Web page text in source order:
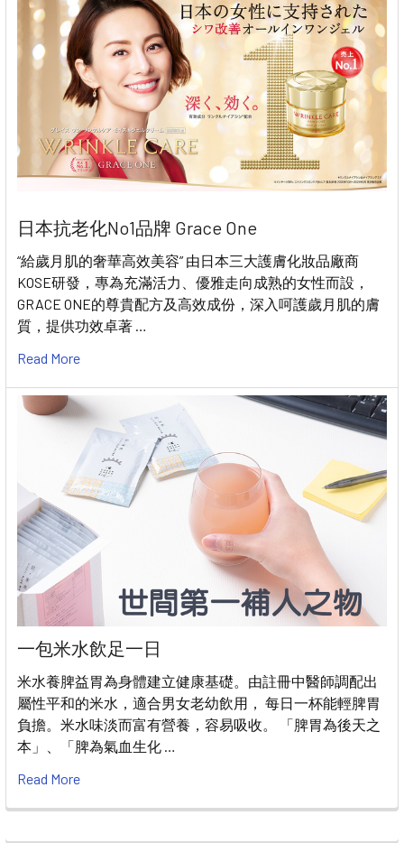
日本抗老化No1品牌 Grace One
“給歲月肌的奢華高效美容” 由日本三大護膚化妝品廠商
KOSE研發，專為充滿活力、優雅走向成熟的女性而設，
GRACE ONE的尊貴配方及高效成份，深入呵護歲月肌的膚
質，提供功效卓著 …
Read More
一包米水飲足一日
米水養脾益胃為身體建立健康基礎。由註冊中醫師調配出
屬性平和的米水，適合男女老幼飲用， 每日一杯能輕脾胃
負擔。米水味淡而富有營養，容易吸收。 「脾胃為後天之
本」、「脾為氣血生化 …
Read More